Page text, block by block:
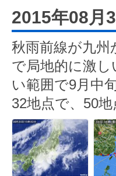
2015年08月
秋雨前線が九州
で局地的に激
い範囲で9月中
32地点で、50